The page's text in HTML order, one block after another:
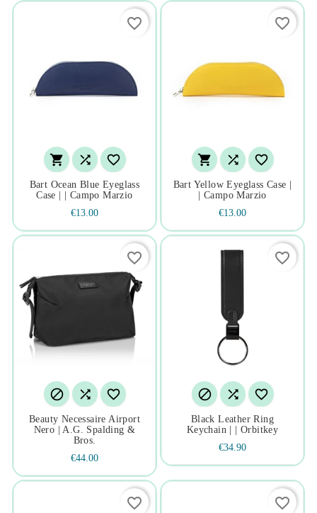
  
Bart Ocean Blue Eyeglass
Case | | Campo Marzio
€13.00
favorite_border
  
Bart Yellow Eyeglass Case |
| Campo Marzio
€13.00
favorite_border
  
Beauty Necessaire Airport
Nero | A.g. Spalding &
Bros.
€44.00
favorite_border
  
Black Leather Ring
Keychain | | Orbitkey
€34.90
favorite_border
favorite_border favorite_border